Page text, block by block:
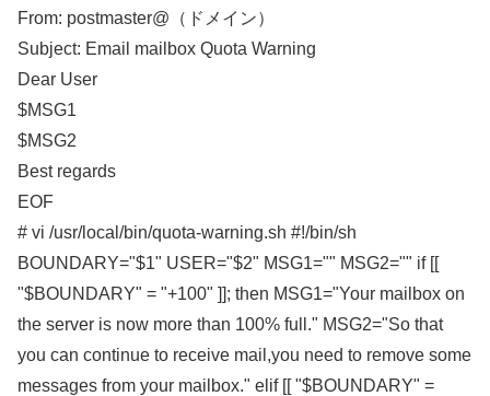
From: postmaster@（ドメイン）
Subject: Email mailbox Quota Warning
Dear User
$MSG1
$MSG2
Best regards
EOF
# vi /usr/local/bin/quota-warning.sh #!/bin/sh
BOUNDARY="$1" USER="$2" MSG1="" MSG2="" if [[
"$BOUNDARY" = "+100" ]]; then MSG1="Your mailbox on
the server is now more than 100% full." MSG2="So that
you can continue to receive mail,you need to remove some
messages from your mailbox." elif [[ "$BOUNDARY" =